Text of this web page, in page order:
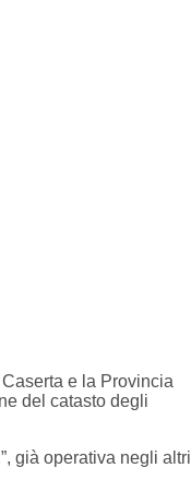
e la Provincia
del catasto degli
già operativa negli altri